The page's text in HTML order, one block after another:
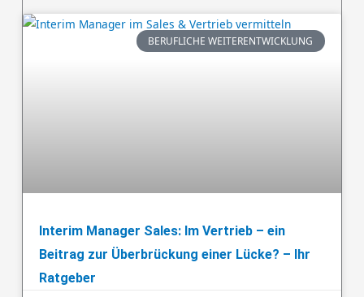
BERUFLICHE WEITERENTWICKLUNG
Interim Manager Sales: Im Vertrieb – ein
Beitrag zur Überbrückung einer Lücke? – Ihr
Ratgeber